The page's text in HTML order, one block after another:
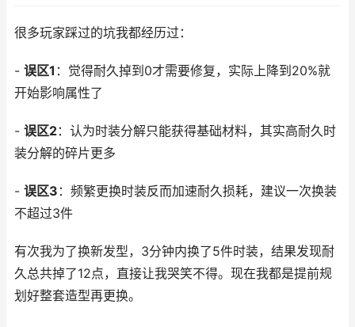
很多玩家踩过的坑我都经历过：
- 误区1 ：觉得耐久掉到0才需要修复，实际上降到20%就
开始影响属性了
- 误区2：认为时装分解只能获得基础材料，其实高耐久时
装分解的碎片更多
- 误区3 ：频繁更换时装反而加速耐久损耗，建议一次换装
不超过3件
有次我为了换新发型，3分钟内换了5件时装，结果发现耐
久总共掉了12点，直接让我哭笑不得。现在我都是提前规
划好整套造型再更换。